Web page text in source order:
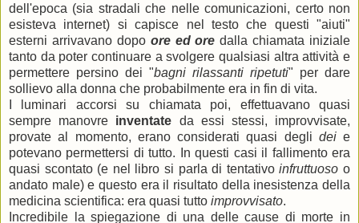
dell'epoca (sia stradali che nelle comunicazioni, certo non
esisteva internet) si capisce nel testo che questi "aiuti"
esterni arrivavano dopo ore ed ore dalla chiamata iniziale
tanto da poter continuare a svolgere qualsiasi altra attività e
permettere persino dei "bagni rilassanti ripetuti" per dare
sollievo alla donna che probabilmente era in fin di vita.
I luminari accorsi su chiamata poi, effettuavano quasi
sempre manovre inventate da essi stessi, improvvisate,
provate al momento, erano considerati quasi degli dei e
potevano permettersi di tutto. In questi casi il fallimento era
quasi scontato (e nel libro si parla di tentativoinfruttuosoo
andato male) e questo era il risultato della inesistenza della
medicina scientifica: era quasi tutto improvvisato.
Incredibile la spiegazione di una delle cause di morte in